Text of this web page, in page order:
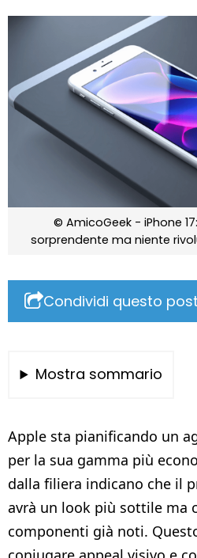
© AmicoGeek - iPhone
sorprendente ma niente
Condividi questo post
Mostra sommario
Apple sta pianificando un
per la sua gamma più
dalla filiera indicano che il
avrà un look più sottile ma
componenti già noti.